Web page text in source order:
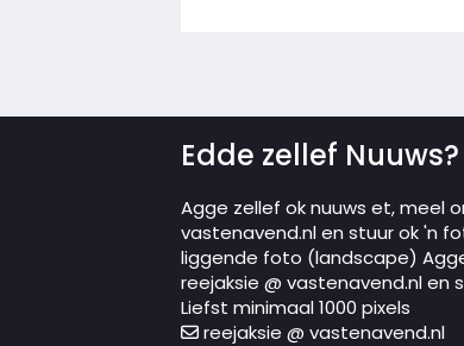
Edde zellef Nuuws?
Agge zellef ok nuuws et, meel
vastenavend.nl en stuur ok 'n
liggende foto (landscape)
reejaksie @ vastenavend.nl en
Liefst minimaal 1000 pixels
reejaksie @ vastenavend.nl